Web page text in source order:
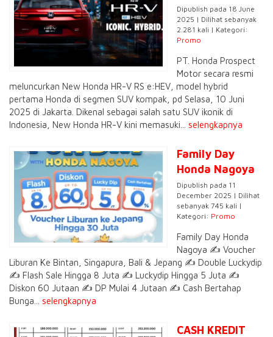
Dipublish pada 18 June
2025 | Dilihat sebanyak
2.281 kali | Kategori:
Promo
PT. Honda Prospect
Motor secara resmi
meluncurkan New Honda HR-V RS e:HEV, model hybrid
pertama Honda di segmen SUV kompak, pd Selasa, 10 Juni
2025 di Jakarta. Dikenal sebagai salah satu SUV ikonik di
Indonesia, New Honda HR-V kini memasuki... selengkapnya
Family Day
Honda Nagoya
Dipublish pada 11
December 2025 | Dilihat
sebanyak 745 kali |
Kategori: Promo
Family Day Honda
Nagoya ✍️ Voucher
Liburan Ke Bintan, Singapura, Bali & Jepang ✍️ Double Luckydip
✍️ Flash Sale Hingga 8 Juta ✍️ Luckydip Hingga 5 Juta ✍️
Diskon 60 Jutaan ✍️ DP Mulai 4 Jutaan ✍️ Cash Bertahap
Bunga... selengkapnya
CASH KREDIT